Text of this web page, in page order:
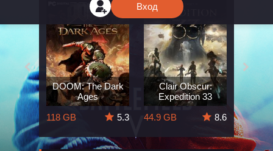
Вход
The
5.7
DOOM: The Dark
Ages
118 GB
5.3
Clair Obscur:
Expedition 33
44.9 GB
8.6
164 GB